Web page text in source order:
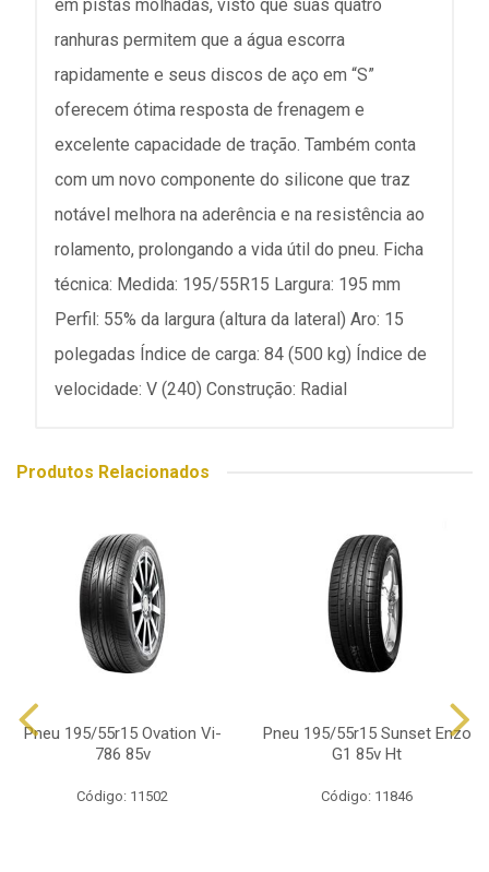
em pistas molhadas, visto que suas quatro
ranhuras permitem que a água escorra
rapidamente e seus discos de aço em “S”
oferecem ótima resposta de frenagem e
excelente capacidade de tração. Também conta
com um novo componente do silicone que traz
notável melhora na aderência e na resistência ao
rolamento, prolongando a vida útil do pneu. Ficha
técnica: Medida: 195/55R15 Largura: 195 mm
Perfil: 55% da largura (altura da lateral) Aro: 15
polegadas Índice de carga: 84 (500 kg) Índice de
velocidade: V (240) Construção: Radial
Produtos Relacionados
Pneu 195/55r15 Ovation Vi-
786 85v
Código: 11502
Pneu 195/55r15 Sunset Enzo
G1 85v Ht
Código: 11846